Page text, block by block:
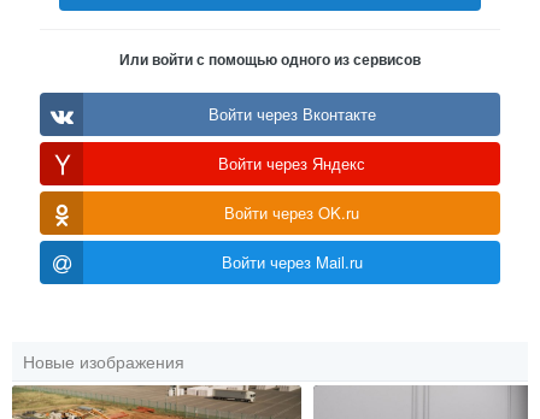
Или войти с помощью одного из сервисов
Войти через Вконтакте
Войти через Яндекс
Войти через OK.ru
Войти через Mail.ru
Новые изображения